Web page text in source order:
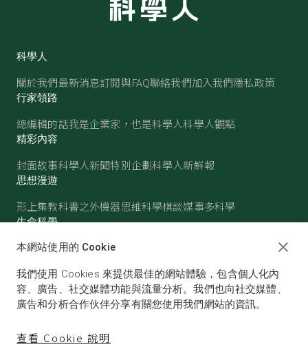
科學人
關於我們最新消息訂閱與FAQ聯絡我們加入我們隱私政策
行家領路
總編輯的話我是企業家，也是科學人科學人觀點
精彩內容
封面故事科學人新聞特別企劃科學人新鮮報
思想漫遊
形上集教科書之外機器思維科學棋談媒事多科學
生命科學
醫學古生物心理學生態學
物理 化學地球科學天文
本網站使用的 Cookie
我們使用 Cookies 來提供最佳的網站體驗，包含個人化內
容、廣告、社交媒體功能與流量分析。我們也向社交媒體、
廣告和分析合作伙伴分享有關您使用我們網站的資訊。
查看 Cookie 說明